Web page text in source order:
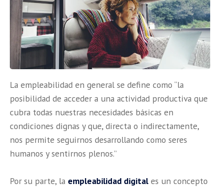
La empleabilidad en general se define como “la
posibilidad de acceder a una actividad productiva que
cubra todas nuestras necesidades básicas en
condiciones dignas y que, directa o indirectamente,
nos permite seguirnos desarrollando como seres
humanos y sentirnos plenos.”
Por su parte, la empleabilidad digital es un concepto